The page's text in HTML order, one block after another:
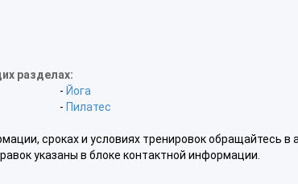
разделах:
- Йога
- Пилатес
сроках и условиях тренировок обращайтесь
указаны в блоке контактной информации.